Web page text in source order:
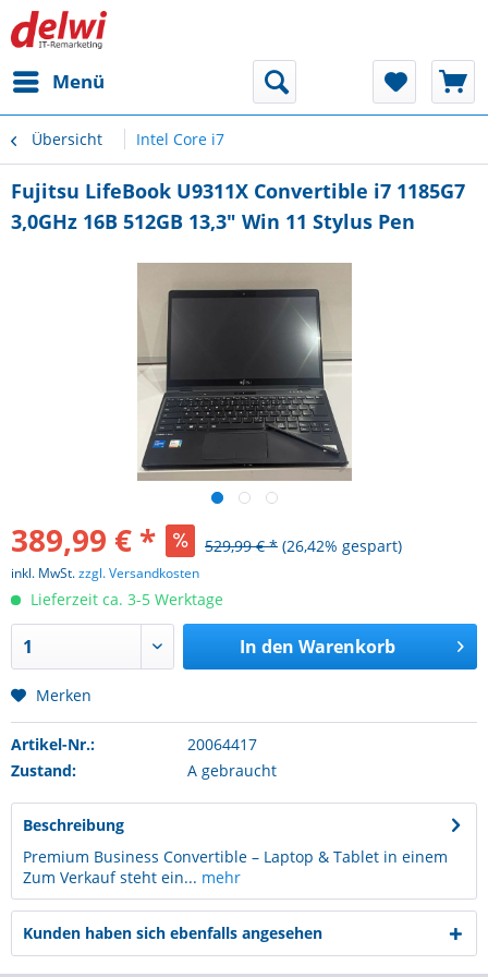
Menü
Übersicht Intel Core i7
Fujitsu LifeBook U9311X Convertible i7 1185G7
3,0GHz 16B 512GB 13,3" Win 11 Stylus Pen
389,99 € * 529,99 € * (26,42% gespart)
inkl. MwSt.zzgl. Versandkosten
Lieferzeit ca. 3-5 Werktage
In den Warenkorb
Merken
Artikel-Nr.:
20064417
Zustand:
A gebraucht
Beschreibung
Premium Business Convertible – Laptop & Tablet in einem
Zum Verkauf steht ein... mehr
Kunden haben sich ebenfalls angesehen